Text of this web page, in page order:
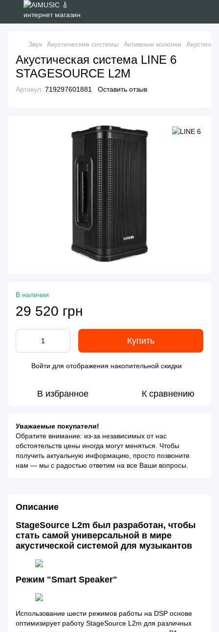
Звук Акустические системы Активные колонки
Акустическая система LINE 6
STAGESOURCE L2M
Артикул: 719297601881 Оставить отзыв
В наличии
29 520 грн
Купить
Войти для отображения накопительной скидки
В избранное К сравнению
Уважаемые покупатели!
Обратите внимание: из-за независимых от нас
обстоятельств цены иногда могут меняться. Чтобы
получить актуальную информацию, просто позвоните
нам — мы с радостью ответим на все Ваши вопросы.
Описание
StageSource L2m был разработан, чтобы
стать самой универсальной в мире
акустической системой для музыкантов
Режим "Smart Speaker"
Использование шести режимов работы на DSP основе
оптимизирует работу StageSource L2m для различных